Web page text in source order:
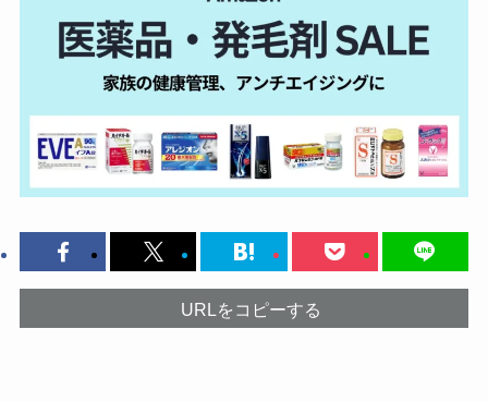
URLをコピーする